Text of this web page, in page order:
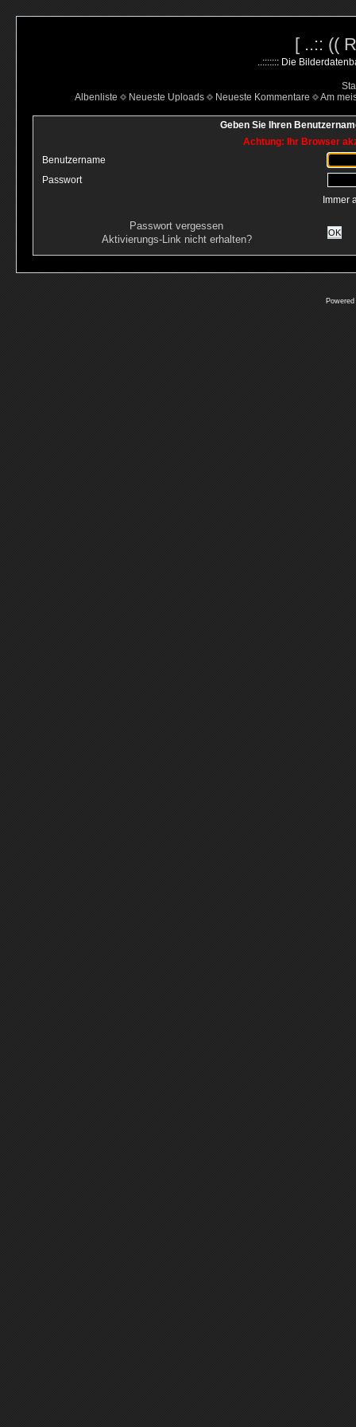
[ ..:: ((
..::::::: Die
Albenliste
Neueste Uploads Neueste Kommentare Am
Geben Sie Ihren
Achtung: Ihr Browser
Benutzername
Passwort
Immer
Passwort vergessen
Aktivierungs-Link nicht erhalten?
OK